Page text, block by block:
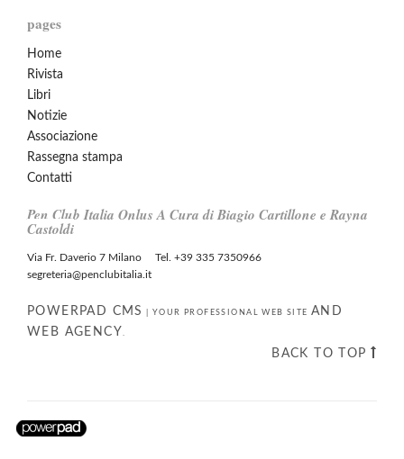
pages
Home
Rivista
Libri
Notizie
Associazione
Rassegna stampa
Contatti
Pen Club Italia Onlus A Cura di Biagio Cartillone e Rayna
Castoldi
Via Fr. Daverio 7 Milano Tel. +39 335 7350966
segreteria@penclubitalia.it
POWERPAD CMS |YOUR PROFESSIONAL WEB SITE AND
WEB AGENCY.
BACK TO TOP